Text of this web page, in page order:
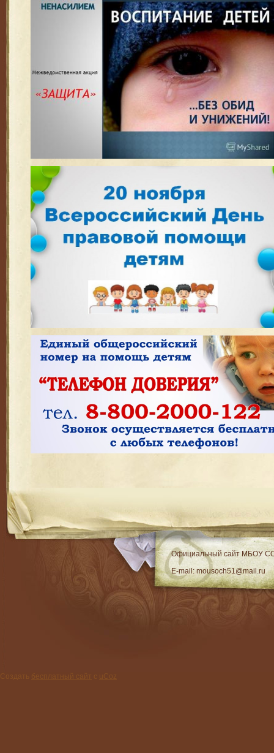
Официальный сайт МБОУ
E-mail: mousoch51@mail.ru
RSS
Создать бесплатный сайт с uCoz